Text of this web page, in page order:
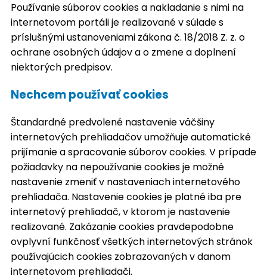
Používanie súborov cookies a nakladanie s nimi na
internetovom portáli je realizované v súlade s
príslušnými ustanoveniami zákona č. 18/2018 Z. z. o
ochrane osobných údajov a o zmene a doplnení
niektorých predpisov.
Nechcem používať cookies
Štandardné predvolené nastavenie väčšiny
internetových prehliadačov umožňuje automatické
prijímanie a spracovanie súborov cookies. V prípade
požiadavky na nepoužívanie cookies je možné
nastavenie zmeniť v nastaveniach internetového
prehliadača. Nastavenie cookies je platné iba pre
internetový prehliadač, v ktorom je nastavenie
realizované. Zakázanie cookies pravdepodobne
ovplyvní funkčnosť všetkých internetových stránok
používajúcich cookies zobrazovaných v danom
internetovom prehliadači.